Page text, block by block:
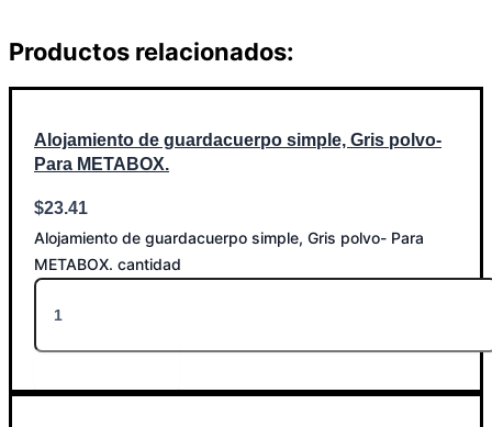
Productos relacionados:
Alojamiento de guardacuerpo simple, Gris polvo-
Para METABOX.
$23.41
Alojamiento de guardacuerpo simple, Gris polvo- Para
METABOX. cantidad